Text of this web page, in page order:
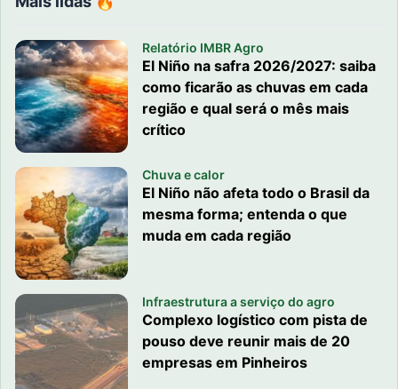
Relatório IMBR Agro
El Niño na safra 2026/2027: saiba
como ficarão as chuvas em cada
região e qual será o mês mais
crítico
Chuva e calor
El Niño não afeta todo o Brasil da
mesma forma; entenda o que
muda em cada região
Infraestrutura a serviço do agro
Complexo logístico com pista de
pouso deve reunir mais de 20
empresas em Pinheiros